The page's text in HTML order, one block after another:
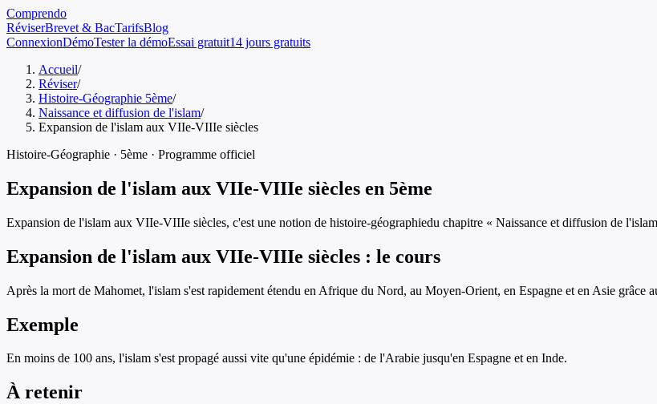
Comprendo
RéviserBrevet & BacTarifsBlog
ConnexionDémoTester la démoEssai gratuit14 jours gratuits
Accueil/
Réviser/
Histoire-Géographie 5ème/
Naissance et diffusion de l'islam/
Expansion de l'islam aux VIIe-VIIIe siècles
Histoire-Géographie · 5ème · Programme officiel
Expansion de l'islam aux VIIe-VIIIe siècles en 5ème
Expansion de l'islam aux VIIe-VIIIe siècles, c'est une notion de histoire-géographiedu chapitre « Naissance et diffusion de l'islam
Expansion de l'islam aux VIIe-VIIIe siècles : le cours
Après la mort de Mahomet, l'islam s'est rapidement étendu en Afrique du Nord, au Moyen-Orient, en Espagne et en Asie grâce
Exemple
En moins de 100 ans, l'islam s'est propagé aussi vite qu'une épidémie : de l'Arabie jusqu'en Espagne et en Inde.
À retenir